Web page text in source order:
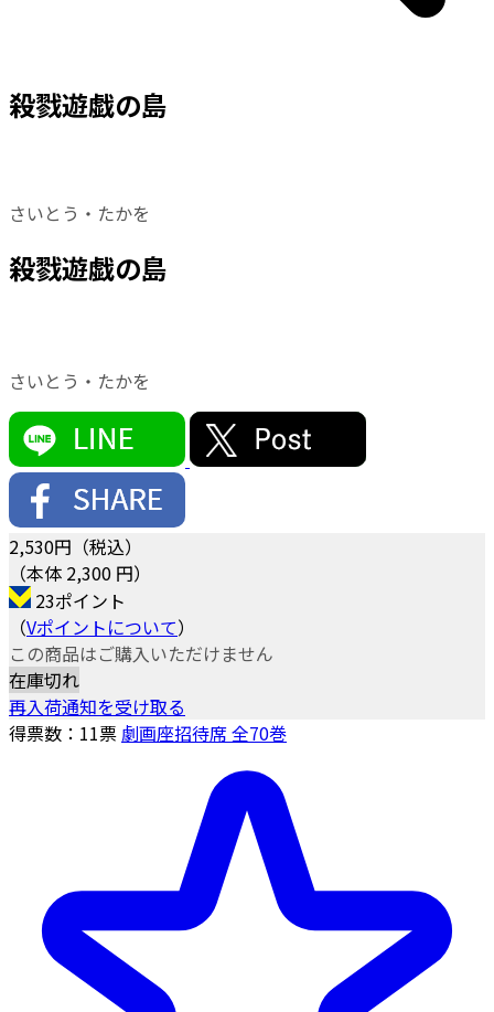
殺戮遊戯の島
さいとう・たかを
殺戮遊戯の島
さいとう・たかを
2,530円（税込）
（本体 2,300 円）
23ポイント
（Vポイントについて）
この商品はご購入いただけません
在庫切れ
再入荷通知を受け取る
得票数： 11票 劇画座招待席 全70巻